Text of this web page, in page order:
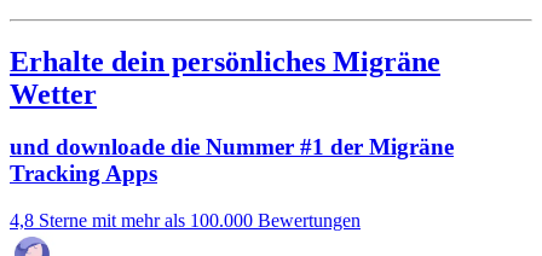
Erhalte dein persönliches Migräne
Wetter
und downloade die Nummer #1 der Migräne
Tracking Apps
4,8 Sterne mit mehr als 100.000 Bewertungen